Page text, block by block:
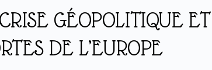
GÉOPOLITIQUE ET
DE L’EUROPE